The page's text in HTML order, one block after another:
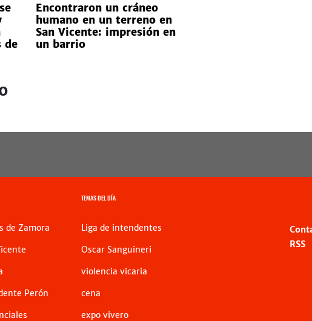
de
Encontraron un cráneo
humano en un terreno en
San Vicente: impresión en
un barrio
de Zamora
Perón
TEMAS DEL DÍA
Liga de intendentes
Oscar Sanguineri
violencia vicaria
cena
expo vivero
RSS